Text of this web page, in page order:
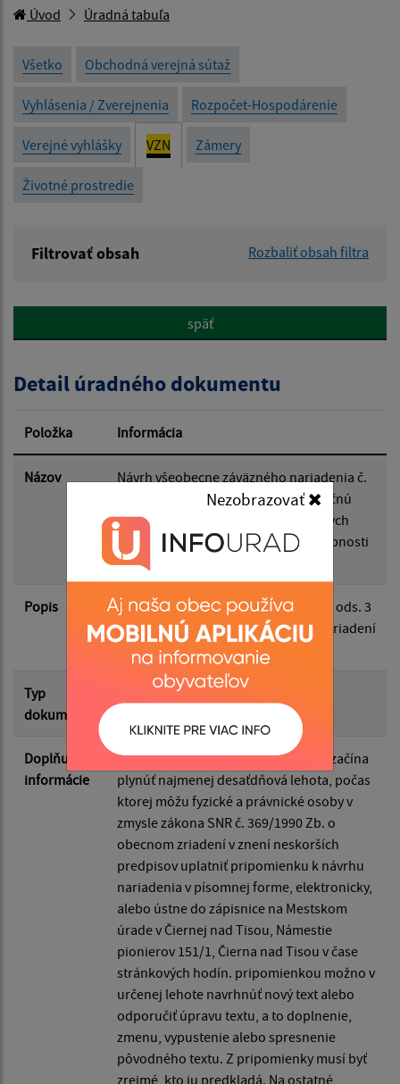
Úvod Úradná tabuľa
Všetko Obchodná verejná sútaž
Vyhlásenia / Zverejnenia Rozpočet-Hospodárenie
Verejné vyhlášky VZN Zámery
Životné prostredie
Filtrovať obsah Rozbaliť obsah filtra
Popis:
Dátum zverejnenia od:
Dátum zverejnenia do:
Platnosť od:
Platnosť do:
späť
Detail úradného dokumentu
Položka Informácia
Názov
Návrh všeobecne záväzného nariadenia č.
6/2025 o výške príspevkov na čiastočnú
úhradu nákladov v školách a školských
zariadeniach v zriaďovateľskej pôsobnosti
mesta Čierna nad Tisou
Popis
Zverejnenie návrhu VZN v zmysle § 6 ods. 3
zákona č. 369/1990 Zb. o obecnom zriadení
v platnom znení
Typ
dokumentu
Doplňujúce
informácie
Dňom vyvesenia návrhu nariadenia začína
plynúť najmenej desaťdňová lehota, počas
ktorej môžu fyzické a právnické osoby v
zmysle zákona SNR č. 369/1990 Zb. o
obecnom zriadení v znení neskorších
predpisov uplatniť pripomienku k návrhu
nariadenia v písomnej forme, elektronicky,
alebo ústne do zápisnice na Mestskom
úrade v Čiernej nad Tisou, Námestie
pionierov 151/1, Čierna nad Tisou v čase
stránkových hodín. pripomienkou možno v
určenej lehote navrhnúť nový text alebo
odporučiť úpravu textu, a to doplnenie,
zmenu, vypustenie alebo spresnenie
pôvodného textu. Z pripomienky musí byť
zrejmé, kto ju predkladá. Na ostatné
Nezobrazovať